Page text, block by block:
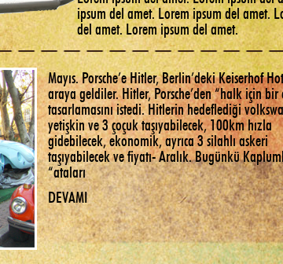
ipsum del amet. Lorem ipsum del amet.
del amet. Lorem ipsum del amet.
Mayıs. Porsche’e Hitler, Berlin’deki Keiserhof
araya geldiler. Hitler, Porsche’den “halk için bir
tasarlamasını istedi. Hitlerin hedeflediği
yetişkin ve 3 çoçuk taşıyabilecek, 100km hızla
gidebilecek, ekonomik, ayrıca 3 silahlı askeri
taşıyabilecek ve fiyatı- Aralık. Bugünkü
“ataları
DEVAMI